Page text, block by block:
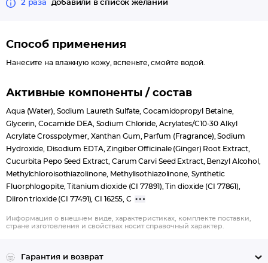
2 раза добавили в список желаний
Способ применения
Нанесите на влажную кожу, вспеньте, смойте водой.
Активные компоненты / состав
Aqua (Water), Sodium Laureth Sulfate, Cocamidopropyl Betaine,
Glycerin, Cocamide DEA, Sodium Chloride, Acrylates/C10-30 Alkyl
Acrylate Crosspolymer, Xanthan Gum, Parfum (Fragrance), Sodium
Hydroxide, Disodium EDTA, Zingiber Officinale (Ginger) Root Extract,
Cucurbita Pepo Seed Extract, Carum Carvi Seed Extract, Benzyl Alcohol,
Methylchloroisothiazolinone, Methylisothiazolinone, Synthetic
Fluorphlogopite, Titanium dioxide (CI 77891), Tin dioxide (CI 77861),
Diiron trioxide (CI 77491), CI 16255, C
Информация о внешнем виде, характеристиках, комплекте поставки,
стране изготовления и свойствах носит справочный характер.
Гарантия и возврат